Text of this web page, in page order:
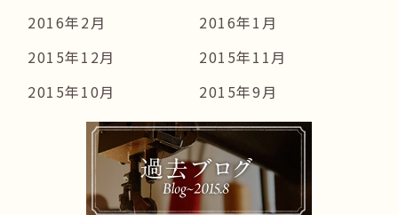
2016年2月
2016年1月
2015年12月
2015年11月
2015年10月
2015年9月